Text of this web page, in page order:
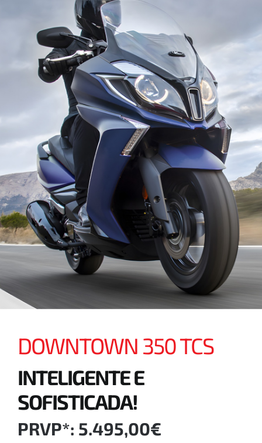
DOWNTOWN 350 TCS
INTELIGENTE E
SOFISTICADA!
PRVP*: 5.495,00€